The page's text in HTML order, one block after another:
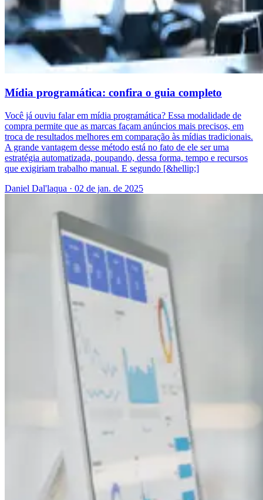
Mídia programática: confira o guia completo
Você já ouviu falar em mídia programática? Essa modalidade de
compra permite que as marcas façam anúncios mais precisos, em
troca de resultados melhores em comparação às mídias tradicionais.
A grande vantagem desse método está no fato de ele ser uma
estratégia automatizada, poupando, dessa forma, tempo e recursos
que exigiriam trabalho manual. E segundo [&hellip;]
Daniel Dal'laqua · 02 de jan. de 2025